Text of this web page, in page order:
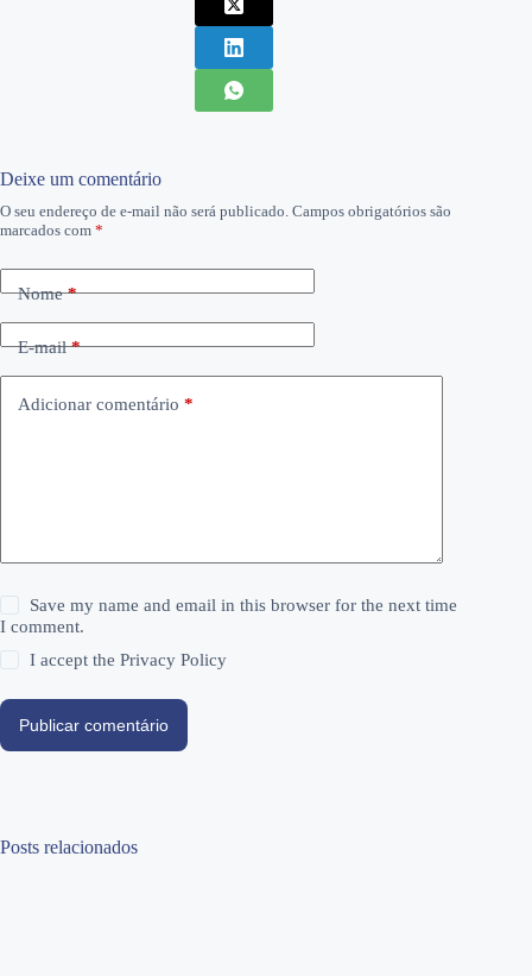
Deixe um comentário
O seu endereço de e-mail não será publicado. Campos obrigatórios são
marcados com *
Nome*
E-mail*
Adicionar comentário *
Save my name and email in this browser for the next time
I comment.
I accept thePrivacy Policy
Publicar comentário
Posts relacionados